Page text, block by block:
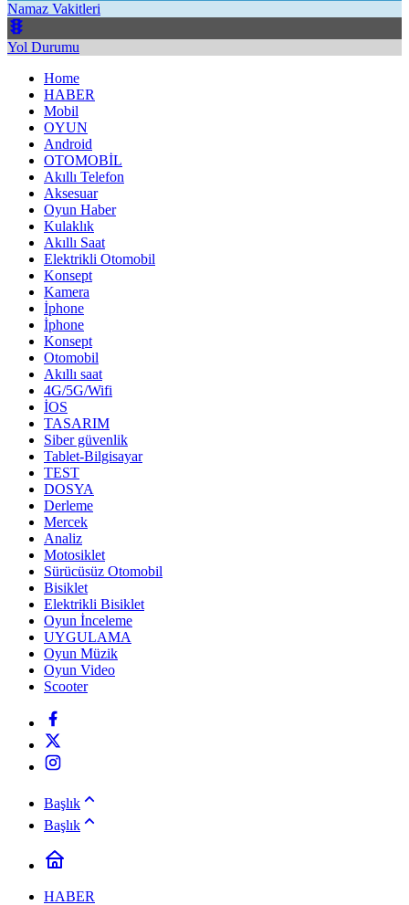
Namaz Vakitleri
Yol Durumu
Home
HABER
Mobil
OYUN
Android
OTOMOBİL
Akıllı Telefon
Aksesuar
Oyun Haber
Kulaklık
Akıllı Saat
Elektrikli Otomobil
Konsept
Kamera
İphone
İphone
Konsept
Otomobil
Akıllı saat
4G/5G/Wifi
İOS
TASARIM
Siber güvenlik
Tablet-Bilgisayar
TEST
DOSYA
Derleme
Mercek
Analiz
Motosiklet
Sürücüsüz Otomobil
Bisiklet
Elektrikli Bisiklet
Oyun İnceleme
UYGULAMA
Oyun Müzik
Oyun Video
Scooter
Başlık
Başlık
HABER